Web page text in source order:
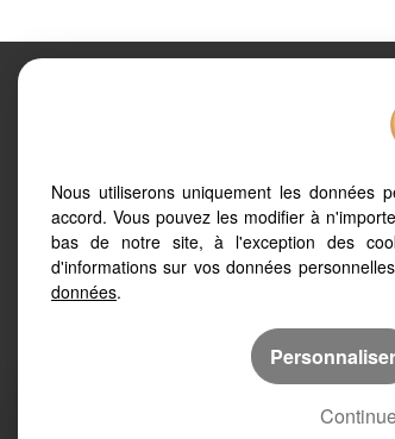
383 chemin de
To offer you a permanent
site automatically adapts to
Nous utiliserons uniquement les données
accord. Vous pouvez les modifier à
bas de notre site, à l'exception des
d'informations sur vos données
données.
Personnaliser